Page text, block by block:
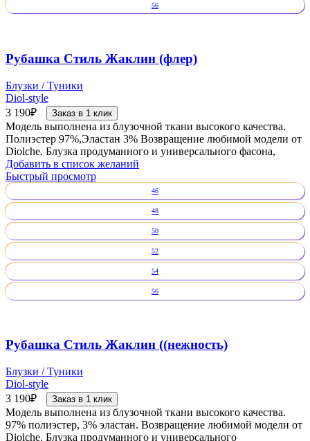
56
Рубашка Стиль Жаклин (флер)
Блузки / Туники
Diol-style
3 190₽ Заказ в 1 клик
Модель выполнена из блузочной ткани высокого качества.
Полиэстер 97%,Эластан 3% Возвращение любимой модели от
Diolche. Блузка продуманного и универсального фасона,
Добавить в список желаний
Быстрый просмотр
46
48
50
52
54
56
Рубашка Стиль Жаклин ((нежность)
Блузки / Туники
Diol-style
3 190₽ Заказ в 1 клик
Модель выполнена из блузочной ткани высокого качества.
97% полиэстер, 3% эластан. Возвращение любимой модели от
Diolche. Блузка продуманного и универсального